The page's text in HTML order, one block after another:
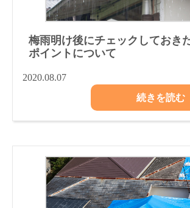
梅雨明け後にチェックしておき
ポイントについて
2020.08.07
続きを読